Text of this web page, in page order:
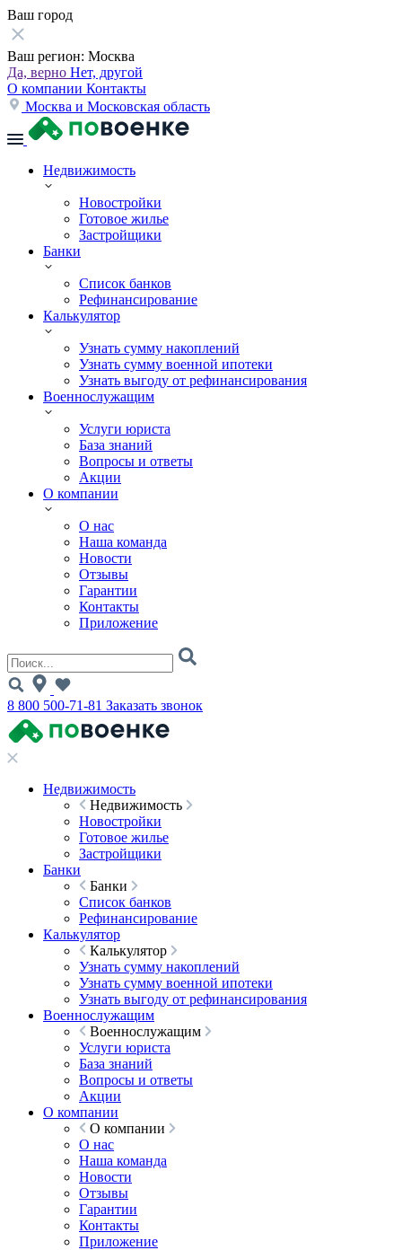
Ваш город
Ваш регион: Москва
Да, верно Нет, другой
О компании Контакты
Москва и Московская область
Недвижимость
Новостройки
Готовое жилье
Застройщики
Банки
Список банков
Рефинансирование
Калькулятор
Узнать сумму накоплений
Узнать сумму военной ипотеки
Узнать выгоду от рефинансирования
Военнослужащим
Услуги юриста
База знаний
Вопросы и ответы
Акции
О компании
О нас
Наша команда
Новости
Отзывы
Гарантии
Контакты
Приложение
8 800 500-71-81 Заказать звонок
Недвижимость
Недвижимость
Новостройки
Готовое жилье
Застройщики
Банки
Банки
Список банков
Рефинансирование
Калькулятор
Калькулятор
Узнать сумму накоплений
Узнать сумму военной ипотеки
Узнать выгоду от рефинансирования
Военнослужащим
Военнослужащим
Услуги юриста
База знаний
Вопросы и ответы
Акции
О компании
О компании
О нас
Наша команда
Новости
Отзывы
Гарантии
Контакты
Приложение